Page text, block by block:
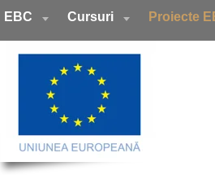
EBC Cursuri Proiecte